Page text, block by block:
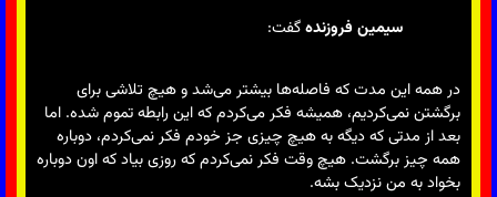
سیمین فروزندهگفت:
در همه این مدت که فاصله‌ها بیشتر می‌شد و هیچ تلاشی برای
برگشتن نمی‌کردیم، همیشه فکر می‌کردم که این رابطه تموم شده. اما
بعد از مدتی که دیگه به هیچ چیزی جز خودم فکر نمی‌کردم، دوباره
همه چیز برگشت. هیچ وقت فکر نمی‌کردم که روزی بیاد که اون دوباره
بخواد به من نزدیک بشه.